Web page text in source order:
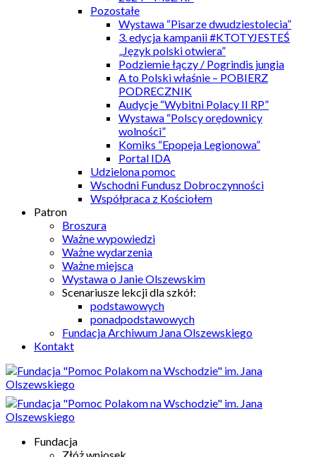
Pozostałe
Wystawa “Pisarze dwudziestolecia”
3. edycja kampanii #KTOTYJESTEŚ
„Język polski otwiera”
Podziemie łączy / Pogrindis jungia
A to Polski właśnie – POBIERZ
PODRECZNIK
Audycje “Wybitni Polacy II RP”
Wystawa “Polscy orędownicy
wolności”
Komiks “Epopeja Legionowa”
Portal IDA
Udzielona pomoc
Wschodni Fundusz Dobroczynności
Współpraca z Kościołem
Patron
Broszura
Ważne wypowiedzi
Ważne wydarzenia
Ważne miejsca
Wystawa o Janie Olszewskim
Scenariusze lekcji dla szkół:
podstawowych
ponadpodstawowych
Fundacja Archiwum Jana Olszewskiego
Kontakt
Fundacja